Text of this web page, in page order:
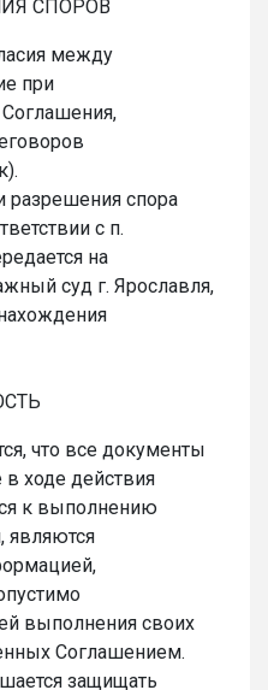
СПОРОВ
между
при
разрешения спора
с п.
на
суд г. Ярославля,
что все документы
ходе действия
к выполнению
являются
выполнения своих
Соглашением.
защищать